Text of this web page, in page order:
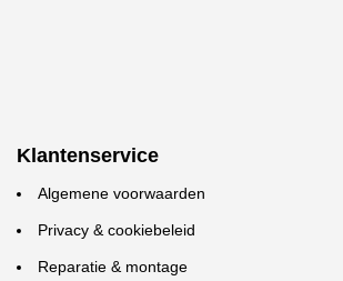
Klantenservice
Algemene voorwaarden
Privacy & cookiebeleid
Reparatie & montage